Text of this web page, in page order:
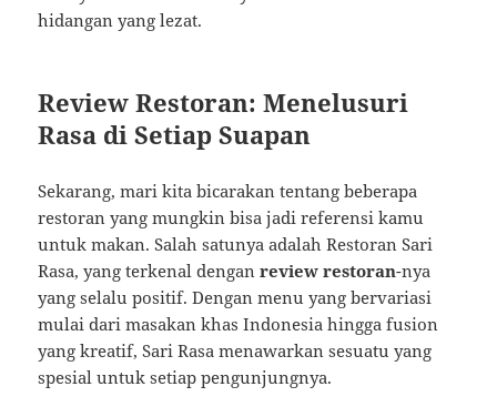
hidangan yang lezat.
Review Restoran: Menelusuri
Rasa di Setiap Suapan
Sekarang, mari kita bicarakan tentang beberapa
restoran yang mungkin bisa jadi referensi kamu
untuk makan. Salah satunya adalah Restoran Sari
Rasa, yang terkenal denganreview restoran-nya
yang selalu positif. Dengan menu yang bervariasi
mulai dari masakan khas Indonesia hingga fusion
yang kreatif, Sari Rasa menawarkan sesuatu yang
spesial untuk setiap pengunjungnya.